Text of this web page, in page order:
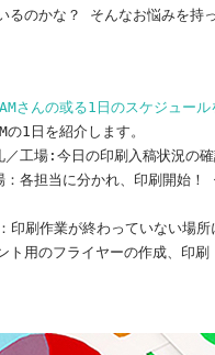
るのかな？ そんなお悩みを持
さんの或る1日のスケジュー
の1日を紹介します。
場:今日の印刷入稿状況の確
各担当に分かれ、印刷開始！
刷作業が終わっていない場所
ト用のフライヤーの作成、印刷